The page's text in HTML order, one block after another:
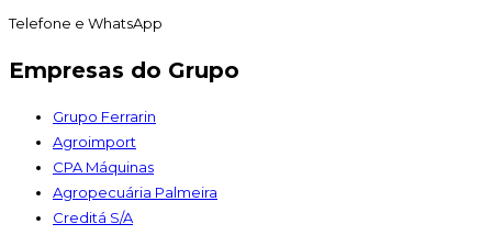
Telefone e WhatsApp
Empresas do Grupo
Grupo Ferrarin
Agroimport
CPA Máquinas
Agropecuária Palmeira
Creditá S/A